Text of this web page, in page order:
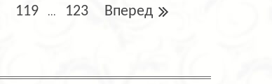
119 ... 123 Вперед